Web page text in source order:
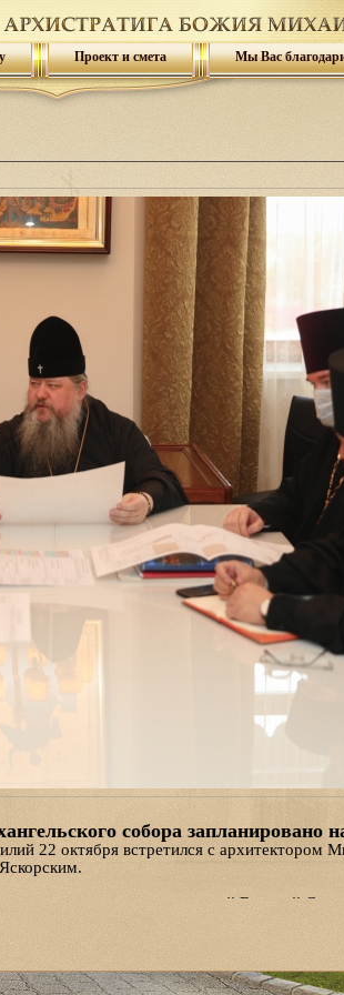
Проект и смета Мы Вас
собора запланировано
22 октября встретился с архитектором
управления протоиерей Валерий
и глава епархиального
должно завершиться строительство